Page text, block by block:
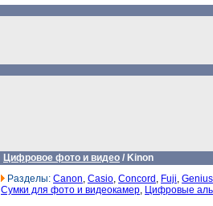
Цифровое фото и видео / Kinon
Разделы: Canon, Casio, Concord , Fuji, Genius
Сумки для фото и видеокамер, Цифровые